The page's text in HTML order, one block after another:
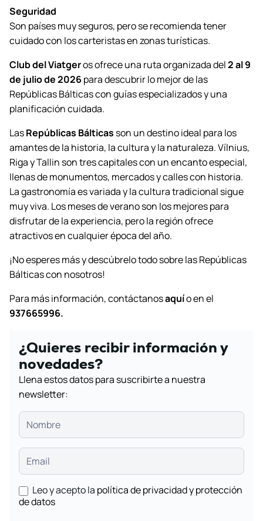
Seguridad
Son países muy seguros, pero se recomienda tener
cuidado con los carteristas en zonas turísticas.
Club del Viatgeros ofrece una ruta organizada del2 al 9
de julio de 2026 para descubrir lo mejor de las
Repúblicas Bálticas con guías especializados y una
planificación cuidada.
LasRepúblicas Bálticas son un destino ideal para los
amantes de la historia, la cultura y la naturaleza. Vílnius,
Riga y Tallin son tres capitales con un encanto especial,
llenas de monumentos, mercados y calles con historia.
La gastronomía es variada y la cultura tradicional sigue
muy viva. Los meses de verano son los mejores para
disfrutar de la experiencia, pero la región ofrece
atractivos en cualquier época del año.
¡No esperes más y descúbrelo todo sobre las Repúblicas
Bálticas con nosotros!
Para más información, contáctanosaquío en el
937665996.
¿Quieres recibir información y
novedades?
Llena estos datos para suscribirte a nuestra
newsletter:
Leo y acepto la política de privacidad y protección
de datos